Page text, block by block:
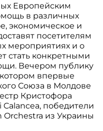
Европейским
в различных
экономическое и
посетителям
мероприятиях и о
стать конкретными
Вечером публику
впервые
Союза в Молдове
Кристофора
победители
Orchestra из Украины